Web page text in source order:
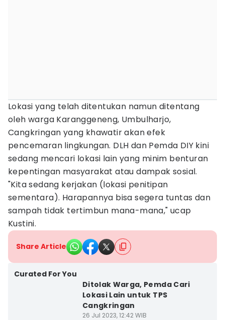
Lokasi yang telah ditentukan namun ditentang
oleh warga Karanggeneng, Umbulharjo,
Cangkringan yang khawatir akan efek
pencemaran lingkungan. DLH dan Pemda DIY kini
sedang mencari lokasi lain yang minim benturan
kepentingan masyarakat atau dampak sosial.
"Kita sedang kerjakan (lokasi penitipan
sementara). Harapannya bisa segera tuntas dan
sampah tidak tertimbun mana-mana," ucap
Kustini.
Share Article
Curated For You
Ditolak Warga, Pemda Cari
Lokasi Lain untuk TPS
Cangkringan
26 Jul 2023, 12:42 WIB